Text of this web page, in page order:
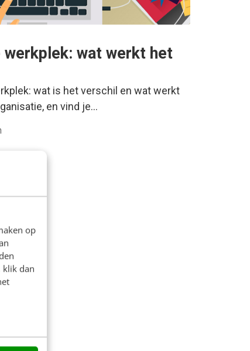
op
klik dan
wat werkt het
wat is het verschil en wat werkt
en vind je…